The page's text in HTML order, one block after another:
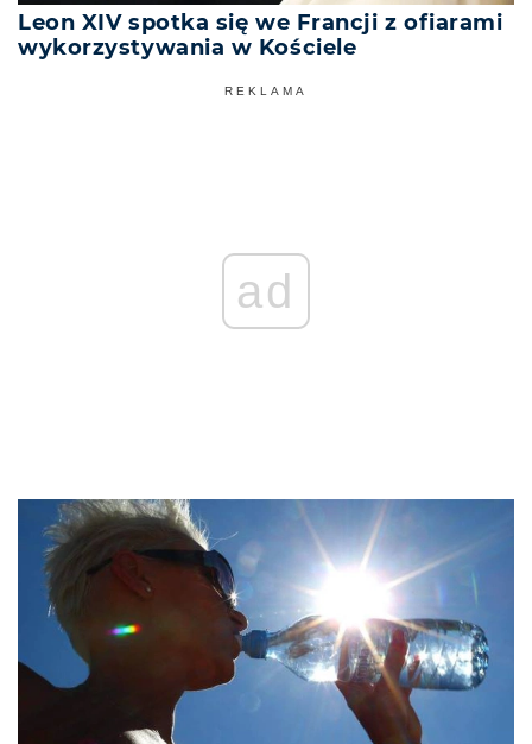
Leon XIV spotka się we Francji z ofiarami
wykorzystywania w Kościele
REKLAMA
ad